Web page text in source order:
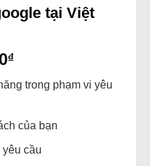
tại Việt
₫
trong phạm vi yêu
của bạn
cầu